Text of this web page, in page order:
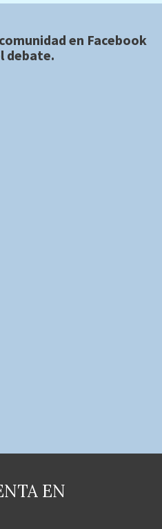
en Facebook
debate.
EN